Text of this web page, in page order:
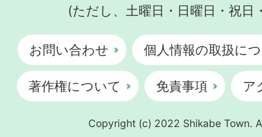
(ただし、土曜日・日曜日・祝日
お問い合わせ 個人情報の取扱に
著作権について 免責事項 ア
Copyright (c) 2022 Shikabe Town.